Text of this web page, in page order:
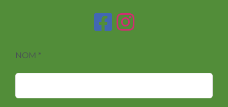
NOM *